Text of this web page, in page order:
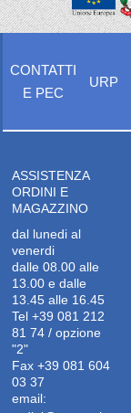
CONTATTI
E PEC
URP
ASSISTENZA
ORDINI E
MAGAZZINO
dal lunedi al
venerdi
dalle 08.00 alle
13.00 e dalle
13.45 alle 16.45
Tel +39 081 212
81 74 / opzione
"2"
Fax +39 081 604
03 37
email: